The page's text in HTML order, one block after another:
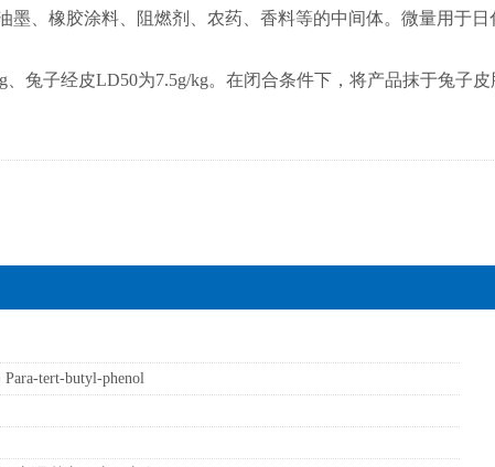
墨、橡胶涂料、阻燃剂、农药、香料等的中间体。微量用于日
、兔子经皮LD50为7.5g/kg。在闭合条件下，将产品抹于兔
tert-butyl-phenol